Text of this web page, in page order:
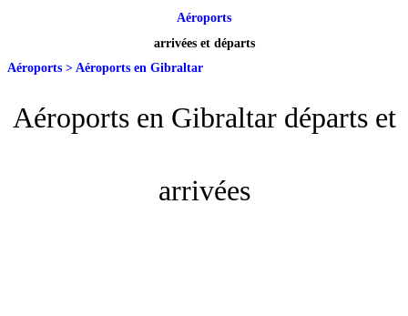
Aéroports
arrivées et départs
Aéroports > Aéroports en Gibraltar
Aéroports en Gibraltar départs et
arrivées